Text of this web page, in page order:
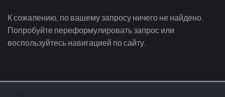
К сожалению, по вашему запросу ничего не найдено.
Попробуйте переформулировать запрос или
воспользуйтесь навигацией по сайту.